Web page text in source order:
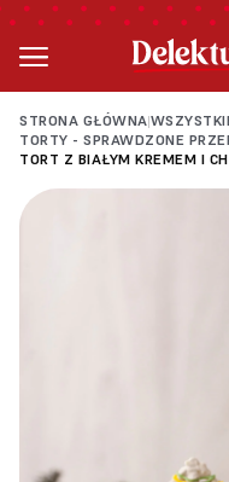
STRONA GŁÓWNA|
TORTY - SPRAWDZONE
TORT Z BIAŁYM KREMEM I